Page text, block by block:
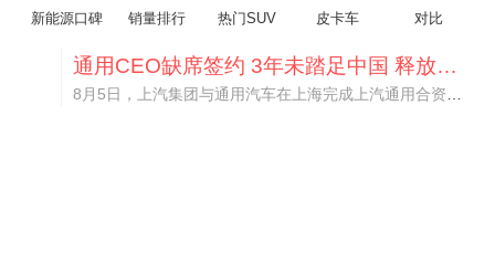
新能源口碑 销量排行 热门SUV 皮卡车 对比
通用CEO缺席签约 3年未踏足中国 释放反常信号